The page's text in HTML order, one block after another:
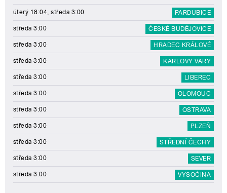
úterý 18:04, středa 3:00 PARDUBICE
středa 3:00 ČESKÉ BUDĚJOVICE
středa 3:00 HRADEC KRÁLOVÉ
středa 3:00 KARLOVY VARY
středa 3:00 LIBEREC
středa 3:00 OLOMOUC
středa 3:00 OSTRAVA
středa 3:00 PLZEŇ
středa 3:00 STŘEDNÍ ČECHY
středa 3:00 SEVER
středa 3:00 VYSOČINA